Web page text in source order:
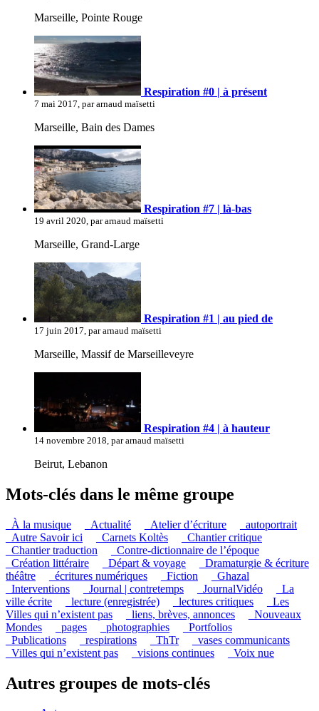
Marseille, Pointe Rouge
Respiration #0 | à présent
7 mai 2017, par arnaud maïsetti
Marseille, Bain des Dames
Respiration #7 | là-bas
19 avril 2020, par arnaud maïsetti
Marseille, Grand-Large
Respiration #1 | au pied de
17 juin 2017, par arnaud maïsetti
Marseille, Massif de Marseilleveyre
Respiration #4 | à hauteur
14 novembre 2018, par arnaud maïsetti
Beirut, Lebanon
Mots-clés dans le même groupe
_À la musique _Actualité _Atelier d’écriture
_autoportrait
_Autre Savoir ici
_Carnets Koltès
_Chantier critique
_Chantier traduction
_Contre-dictionnaire de l’époque
_Création littéraire
_Départ & voyage
_Dramaturgie & écriture
théâtre
_écritures numériques _Fiction
_Ghazal
_Interventions
_Journal | contretemps _JournalVidéo
_La
ville écrite
_lecture (enregistrée) _lectures critiques
_Les
Villes qui n’existent pas
_liens, brèves, annonces
_Nouveaux
Mondes
_pages _photographies
_Portfolios
_Publications
_respirations _ThTr
_vases communicants
_Villes qui n’existent pas
_visions continues _Voix nue
Autres groupes de mots-clés